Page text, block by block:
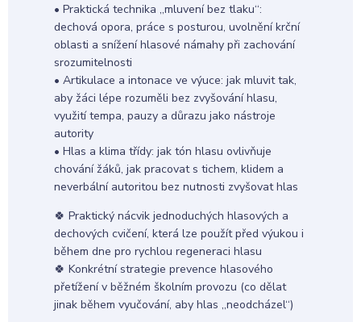
• Praktická technika „mluvení bez tlaku“:
dechová opora, práce s posturou, uvolnění krční
oblasti a snížení hlasové námahy při zachování
srozumitelnosti
• Artikulace a intonace ve výuce: jak mluvit tak,
aby žáci lépe rozuměli bez zvyšování hlasu,
využití tempa, pauzy a důrazu jako nástroje
autority
• Hlas a klima třídy: jak tón hlasu ovlivňuje
chování žáků, jak pracovat s tichem, klidem a
neverbální autoritou bez nutnosti zvyšovat hlas
🍀 Praktický nácvik jednoduchých hlasových a
dechových cvičení, která lze použít před výukou i
během dne pro rychlou regeneraci hlasu
🍀 Konkrétní strategie prevence hlasového
přetížení v běžném školním provozu (co dělat
jinak během vyučování, aby hlas „neodcházel“)